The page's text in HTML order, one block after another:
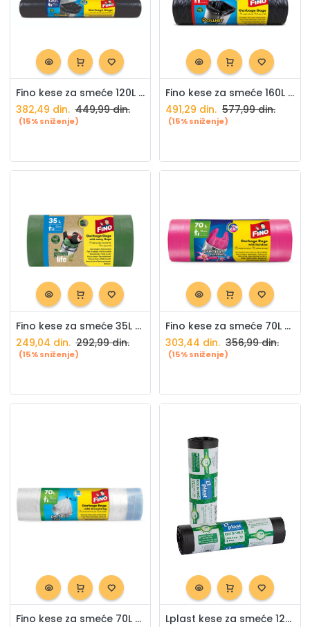
Fino kese za smeće 120L bez trake 10/1
382,49 din. 449,99din.
(15% sniženje)
Fino kese za smeće 160L 10/1
491,29 din. 577,99din.
(15% sniženje)
Fino kese za smeće 35L Green Life 22/1
249,04 din. 292,99din.
(15% sniženje)
Fino kese za smeće 70L Premium HD 15/1
303,44 din. 356,99din.
(15% sniženje)
Fino kese za smeće 70L u boji HD 15/1
Lplast kese za smeće 120L 10/1